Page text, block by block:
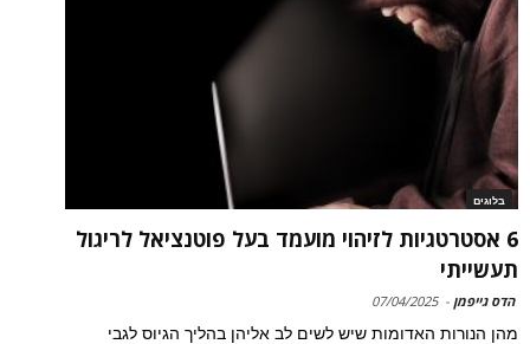
בלוגים
6 אסטרטגיות לזיהוי מועמד בעל פוטנציאל לריגול
תעשייתי
הדס גייפמן -
07/04/2025
מהן הנורות האדומות שיש לשים לב אליהן בהליך הגיוס לגבי